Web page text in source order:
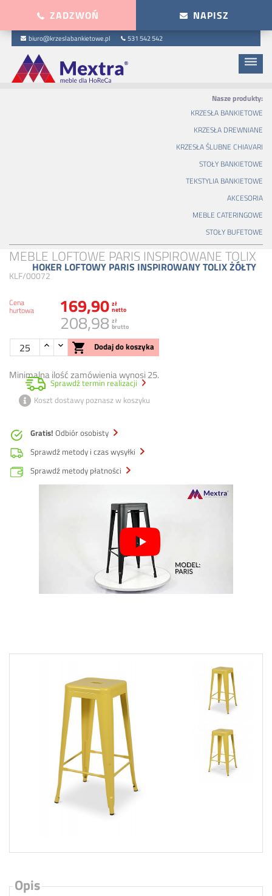
ZADZWOŃ NAPISZ
biuro@krzeslabankietowe.pl 531 542 542
dehaze
Nasze produkty:
KRZESŁA BANKIETOWE
KRZESŁA DREWNIANE
KRZESŁA ŚLUBNE CHIAVARI
STOŁY BANKIETOWE
TEKSTYLIA BANKIETOWE
AKCESORIA
MEBLE CATERINGOWE
STOŁY BUFETOWE
MEBLE LOFTOWE PARIS INSPIROWANE TOLIX
HOKER LOFTOWY PARIS INSPIROWANY TOLIX ŻÓŁTY
KLF/00072
Cena
hurtowa
zł
netto
169,90
zł
brutto
208,98
 Dodaj do koszyka
Minimalna ilość zamówienia wynosi 25.
Sprawdź termin realizacji
Koszt dostawy poznasz w koszyku
Gratis! Odbiór osobisty
Sprawdź metody i czas wysyłki
Sprawdź metody płatności
Opis